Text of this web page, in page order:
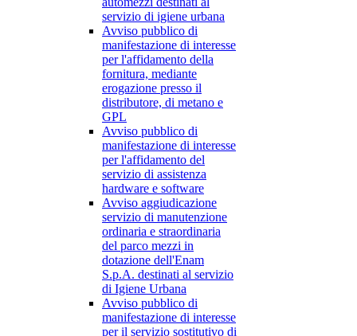
servizio di igiene urbana
Avviso pubblico di
manifestazione di interesse
per l'affidamento della
fornitura, mediante
erogazione presso il
distributore, di metano e
GPL
Avviso pubblico di
manifestazione di interesse
per l'affidamento del
servizio di assistenza
hardware e software
Avviso aggiudicazione
servizio di manutenzione
ordinaria e straordinaria
del parco mezzi in
dotazione dell'Enam
S.p.A. destinati al servizio
di Igiene Urbana
Avviso pubblico di
manifestazione di interesse
per il servizio sostitutivo di